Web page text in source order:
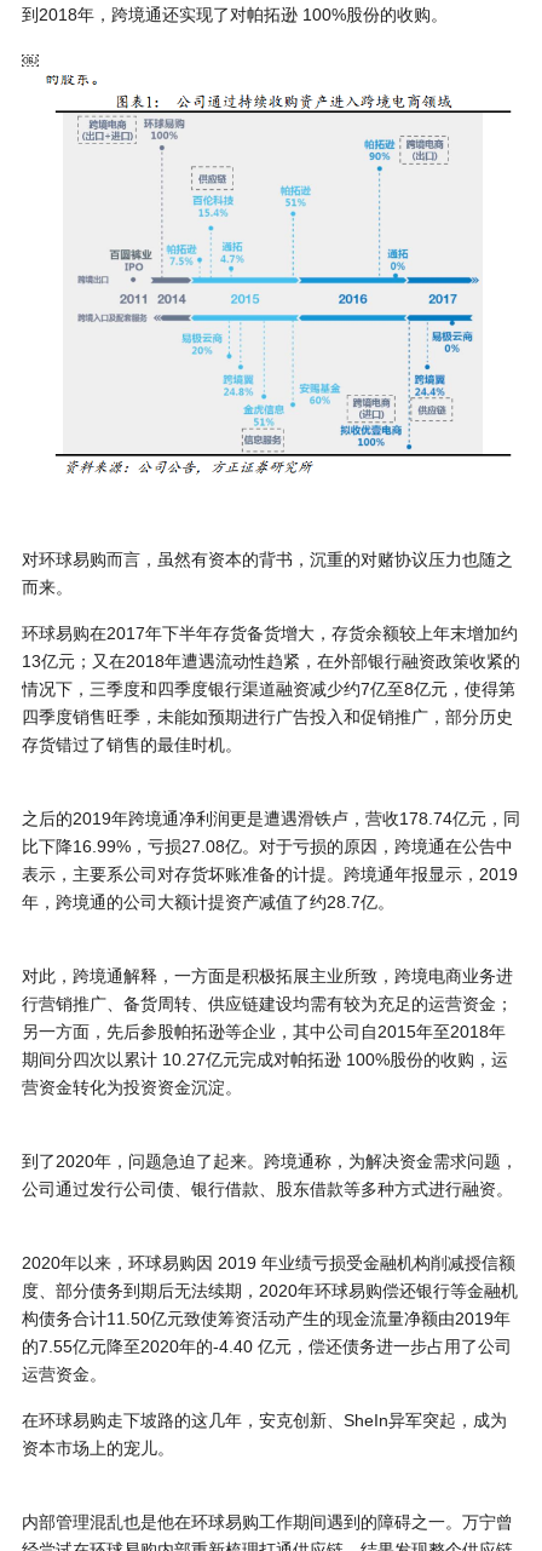
到2018年，跨境通还实现了对帕拓逊 100%股份的收购。
￼
对环球易购而言，虽然有资本的背书，沉重的对赌协议压力也随之
而来。
环球易购在2017年下半年存货备货增大，存货余额较上年末增加约
13亿元；又在2018年遭遇流动性趋紧，在外部银行融资政策收紧的
情况下，三季度和四季度银行渠道融资减少约7亿至8亿元，使得第
四季度销售旺季，未能如预期进行广告投入和促销推广，部分历史
存货错过了销售的最佳时机。
之后的2019年跨境通净利润更是遭遇滑铁卢，营收178.74亿元，同
比下降16.99%，亏损27.08亿。对于亏损的原因，跨境通在公告中
表示，主要系公司对存货坏账准备的计提。跨境通年报显示，2019
年，跨境通的公司大额计提资产减值了约28.7亿。
对此，跨境通解释，一方面是积极拓展主业所致，跨境电商业务进
行营销推广、备货周转、供应链建设均需有较为充足的运营资金；
另一方面，先后参股帕拓逊等企业，其中公司自2015年至2018年
期间分四次以累计 10.27亿元完成对帕拓逊 100%股份的收购，运
营资金转化为投资资金沉淀。
到了2020年，问题急迫了起来。跨境通称，为解决资金需求问题，
公司通过发行公司债、银行借款、股东借款等多种方式进行融资。
2020年以来，环球易购因 2019 年业绩亏损受金融机构削减授信额
度、部分债务到期后无法续期，2020年环球易购偿还银行等金融机
构债务合计11.50亿元致使筹资活动产生的现金流量净额由2019年
的7.55亿元降至2020年的-4.40 亿元，偿还债务进一步占用了公司
运营资金。
在环球易购走下坡路的这几年，安克创新、SheIn异军突起，成为
资本市场上的宠儿。
内部管理混乱也是他在环球易购工作期间遇到的障碍之一。万宁曾